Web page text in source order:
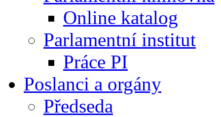
Online katalog
Parlamentní institut
Práce PI
Poslanci a orgány
Předseda